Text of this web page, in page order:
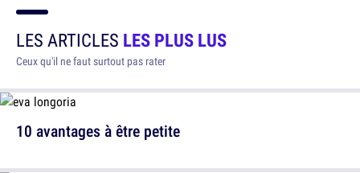
LES ARTICLES LES PLUS LUS
Ceux qu'il ne faut surtout pas rater
10 avantages à être petite